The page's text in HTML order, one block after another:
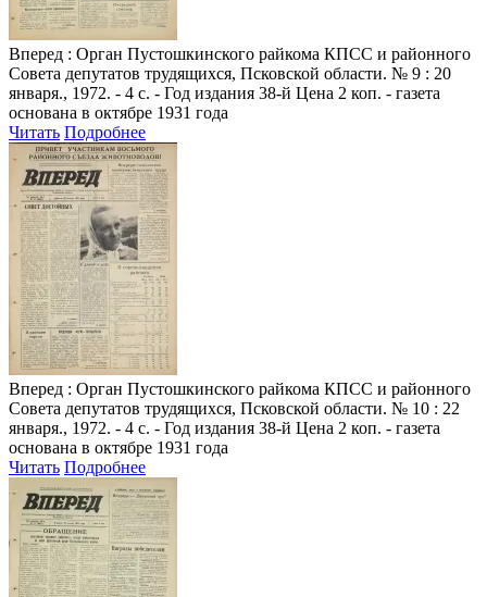
Вперед : Орган Пустошкинского райкома КПСС и районного
Совета депутатов трудящихся, Псковской области. № 9 : 20
января., 1972. - 4 с. - Год издания 38-й Цена 2 коп. - газета
основана в октябре 1931 года
Читать Подробнее
Вперед : Орган Пустошкинского райкома КПСС и районного
Совета депутатов трудящихся, Псковской области. № 10 : 22
января., 1972. - 4 с. - Год издания 38-й Цена 2 коп. - газета
основана в октябре 1931 года
Читать Подробнее